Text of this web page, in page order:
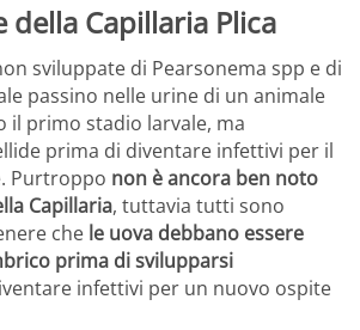
della Capillaria Plica
sviluppate di Pearsonema spp e di
passino nelle urine di un animale
il primo stadio larvale, ma
prima di diventare infettivi per il
Purtroppo non è ancora ben noto
Capillaria, tuttavia tutti sono
che le uova debbano essere
prima di svilupparsi
infettivi per un nuovo ospite